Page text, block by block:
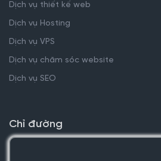
Dịch vụ thiết kế web
Dịch vụ Hosting
Dịch vụ VPS
Dịch vụ chăm sóc website
Dịch vụ SEO
Chỉ đường